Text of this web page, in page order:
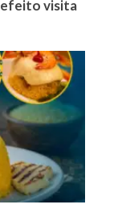
visita